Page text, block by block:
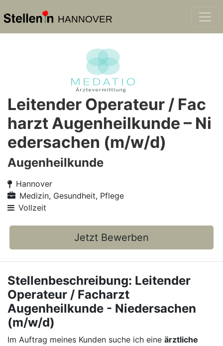
HANNOVER
Leitender Operateur / Fac
harzt Augenheilkunde – Ni
edersachen (m/w/d)
Augenheilkunde
Hannover
Medizin, Gesundheit, Pflege
Vollzeit
Jetzt Bewerben
Stellenbeschreibung: Leitender
Operateur / Facharzt
Augenheilkunde - Niedersachen
(m/w/d)
Im Auftrag meines Kunden suche ich eine ärztliche